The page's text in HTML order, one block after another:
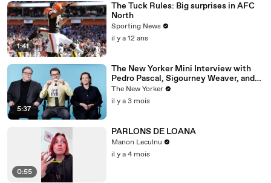
1:41
The Tuck Rules: Big surprises in AFC
North
Sporting News
il y a 12 ans
5:37
The New Yorker Mini Interview with
Pedro Pascal, Sigourney Weaver, and
Jon Favreau
The New Yorker
il y a 3 mois
0:55
PARLONS DE LOANA
Manon Leculnu
il y a 4 mois